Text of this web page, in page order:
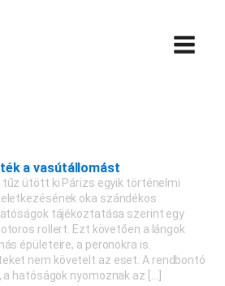
a vasútállomást
tűz ütött ki Párizs egyik történelmi
oka szándékos
tájékoztatása szerint egy
rollert. Ezt követően a lángok
épületeire, a peronokra is.
nem követelt az eset. A rendbontó
hatóságok nyomoznak az […]